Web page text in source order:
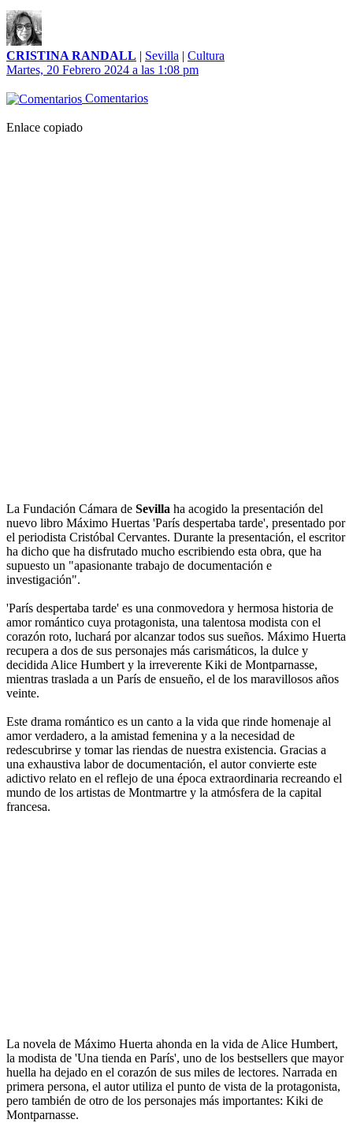
CRISTINA RANDALL | Sevilla | Cultura
Martes, 20 Febrero 2024 a las 1:08 pm
Comentarios
Enlace copiado
La Fundación Cámara de Sevilla ha acogido la presentación del
nuevo libro Máximo Huertas 'París despertaba tarde', presentado por
el periodista Cristóbal Cervantes. Durante la presentación, el escritor
ha dicho que ha disfrutado mucho escribiendo esta obra, que ha
supuesto un "apasionante trabajo de documentación e
investigación".
'París despertaba tarde' es una conmovedora y hermosa historia de
amor romántico cuya protagonista, una talentosa modista con el
corazón roto, luchará por alcanzar todos sus sueños. Máximo Huerta
recupera a dos de sus personajes más carismáticos, la dulce y
decidida Alice Humbert y la irreverente Kiki de Montparnasse,
mientras traslada a un París de ensueño, el de los maravillosos años
veinte.
Este drama romántico es un canto a la vida que rinde homenaje al
amor verdadero, a la amistad femenina y a la necesidad de
redescubrirse y tomar las riendas de nuestra existencia. Gracias a
una exhaustiva labor de documentación, el autor convierte este
adictivo relato en el reflejo de una época extraordinaria recreando el
mundo de los artistas de Montmartre y la atmósfera de la capital
francesa.
La novela de Máximo Huerta ahonda en la vida de Alice Humbert,
la modista de 'Una tienda en París', uno de los bestsellers que mayor
huella ha dejado en el corazón de sus miles de lectores. Narrada en
primera persona, el autor utiliza el punto de vista de la protagonista,
pero también de otro de los personajes más importantes: Kiki de
Montparnasse.